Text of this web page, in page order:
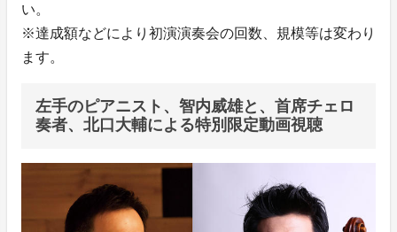
い。
※達成額などにより初演演奏会の回数、規模等は変わり
ます。
左手のピアニスト、智内威雄と、首席チェロ
奏者、北口大輔による特別限定動画視聴